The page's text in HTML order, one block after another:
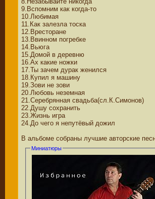
9.Вспомним как когда-то
10.Любимая
11.Как залезла тоска
12.Вресторане
13.Ввинном погребке
14.Вьюга
15.Домой в деревню
16.Ах какие ножки
17.Ты зачем дурак женился
18.Купил я машину
19.Зови не зови
20.Любовь неземная
21.Серебрянная свадьба(сл.К.Симонов)
22.Душу сохранить
23.Жизнь игра
24.До чего я непутёвый дожил
В альбоме собраны лучшие авторские
Миниатюры